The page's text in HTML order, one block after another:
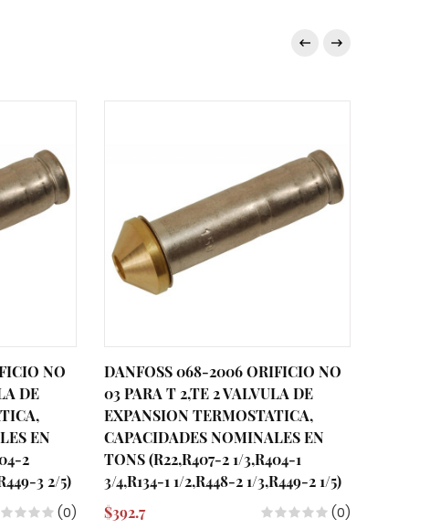
NO
DE
EN
2
3 2/5)
(0)
DANFOSS 068-2006 ORIFICIO NO
03 PARA T 2,TE 2 VALVULA DE
EXPANSION TERMOSTATICA,
CAPACIDADES NOMINALES EN
TONS (R22,R407-2 1/3,R404-1
3/4,R134-1 1/2,R448-2 1/3,R449-2 1/5)
$392.7
(0)